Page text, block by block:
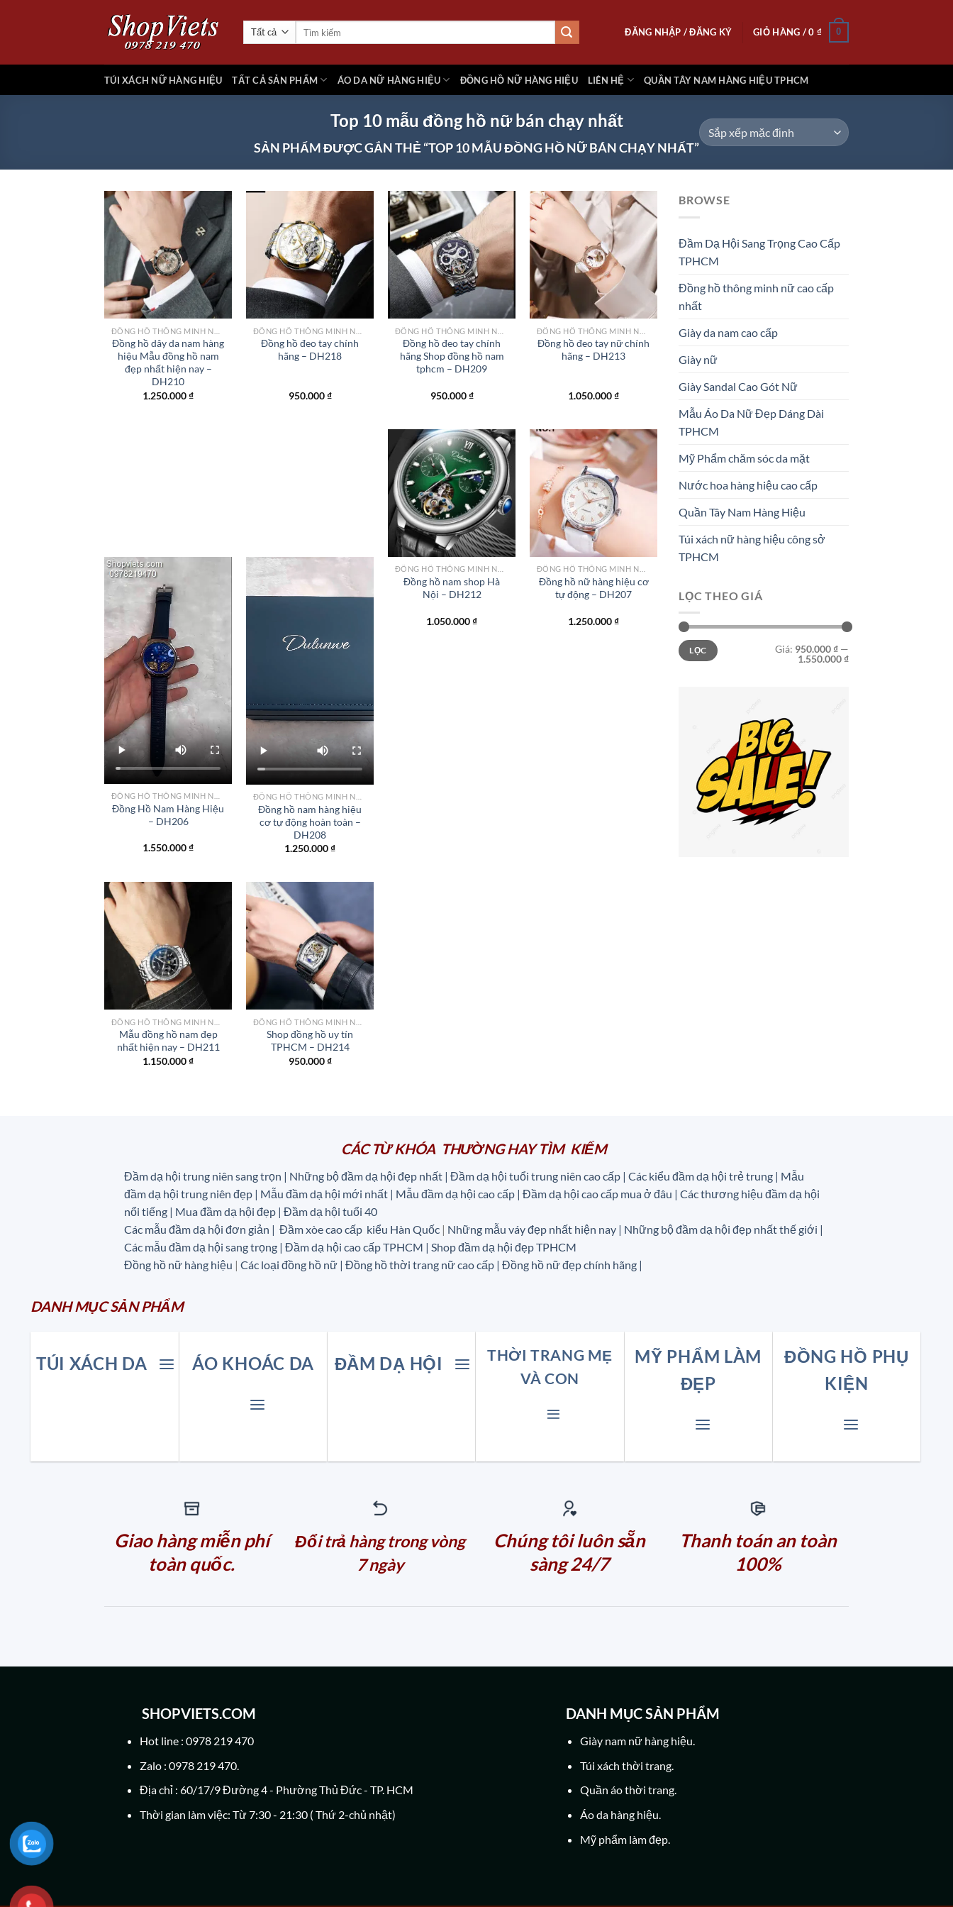
dung
ĐĂNG NHẬP / ĐĂNG KÝ GIỎ HÀNG /0 ₫ 0
TÚI XÁCH NỮ HÀNG HIỆU TẤT CẢ SẢN PHẨM ÁO DA NỮ HÀNG HIỆU ĐỒNG HỒ NỮ HÀNG HIỆU LIÊN HỆ QUẦN TÂY NAM HÀNG HIỆU TPHCM
Top 10 mẫu đồng hồ nữ bán chạy nhất
SẢN PHẨM ĐƯỢC GẮN THẺ “TOP 10 MẪU ĐỒNG HỒ NỮ BÁN CHẠY NHẤT”
Add to
wishlist
Đồng hồ dây da nam hàng
hiệu Mẫu đồng hồ nam
đẹp nhất hiện nay –
DH210
1.250.000₫
Add to
wishlist
Đồng hồ đeo tay chính
hãng – DH218
950.000₫
Add to
wishlist
Đồng hồ đeo tay chính
hãng Shop đồng hồ nam
tphcm – DH209
950.000₫
Add to
wishlist
Đồng hồ đeo tay nữ chính
hãng – DH213
1.050.000₫
Đồng Hồ Nam Hàng Hiệu
– DH206
1.550.000₫
Đồng hồ nam hàng hiệu
cơ tự động hoàn toàn –
DH208
1.250.000₫
Add to
wishlist
Đồng hồ nam shop Hà
Nội – DH212
1.050.000₫
Add to
Đồng hồ nữ hàng hiệu cơ
tự động – DH207
1.250.000₫
Mẫu đồng hồ nam đẹp
nhất hiện nay – DH211
1.150.000₫
Add to
wishlist
Shop đồng hồ uy tín
TPHCM – DH214
950.000₫
BROWSE
Đầm Dạ Hội Sang Trọng Cao Cấp
TPHCM
Đồng hồ thông minh nữ cao cấp
nhất
Giày da nam cao cấp
Giày nữ
Giày Sandal Cao Gót Nữ
Mẫu Áo Da Nữ Đẹp Dáng Dài
TPHCM
Mỹ Phẩm chăm sóc da mặt
Nước hoa hàng hiệu cao cấp
Quần Tây Nam Hàng Hiệu
Túi xách nữ hàng hiệu công sở
TPHCM
LỌC THEO GIÁ
Giá
tối
thiểu
Giá
tối
đa
LỌC Giá: 950.000 ₫ —
1.550.000 ₫
CÁC TỪ KHÓA THƯỜNG HAY TÌM KIẾM
Đầm dạ hội trung niên sang trọn | Những bộ đầm dạ hội đẹp nhất | Đầm dạ hội tuổi trung niên cao cấp | Các kiểu đầm dạ hội trẻ trung | Mẫu
đầm dạ hội trung niên đẹp | Mẫu đầm dạ hội mới nhất | Mẫu đầm dạ hội cao cấp | Đầm dạ hội cao cấp mua ở đâu | Các thương hiệu đầm dạ hội
nổi tiếng | Mua đầm dạ hội đẹp | Đầm dạ hội tuổi 40
Các mẫu đầm dạ hội đơn giản | Đầm xòe cao cấp kiểu Hàn Quốc | Những mẫu váy đẹp nhất hiện nay | Những bộ đầm dạ hội đẹp nhất thế giới |
Các mẫu đầm dạ hội sang trọng | Đầm dạ hội cao cấp TPHCM | Shop đầm dạ hội đẹp TPHCM
Đồng hồ nữ hàng hiệu | Các loại đồng hồ nữ | Đồng hồ thời trang nữ cao cấp | Đồng hồ nữ đẹp chính hãng |
DANH MỤCSẢNPHẨM
TÚI XÁCH DA ÁO KHOÁC DA ĐẦM DẠ HỘI
THỜI TRANG MẸ
VÀ CON
MỸ PHẨM LÀM
ĐẸP
ĐỒNG HỒ PHỤ
KIỆN
Giao hàng miễn phí
toàn quốc.
Đổi trả hàng trong vòng
7 ngày
Chúng tôi luôn sẵn
sàng 24/7
Thanh toán an toàn
100%
SHOPVIETS.COM
Hot line : 0978 219 470
Zalo : 0978 219 470.
Địa chỉ : 60/17/9 Đường 4 - Phường Thủ Đức - TP. HCM
Thời gian làm việc: Từ 7:30 - 21:30 ( Thứ 2-chủ nhật)
DANH MỤC SẢN PHẨM
Giày nam nữ hàng hiệu.
Túi xách thời trang.
Quần áo thời trang.
Áo da hàng hiệu.
Mỹ phẩm làm đẹp.